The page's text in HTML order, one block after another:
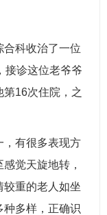
合科收治了一位
接诊这位老爷爷
16次住院，之
，有很多表现方
觉天旋地转，
较重的老人如坐
种多样，正确识